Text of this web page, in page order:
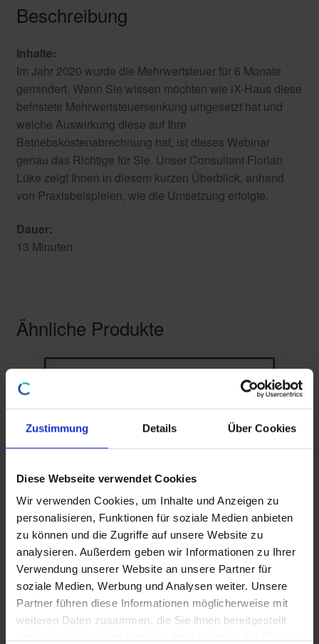
Zustimmung Details Über Cookies
Diese Webseite verwendet Cookies
Wir verwenden Cookies, um Inhalte und Anzeigen zu
personalisieren, Funktionen für soziale Medien anbieten
zu können und die Zugriffe auf unsere Website zu
analysieren. Außerdem geben wir Informationen zu Ihrer
Verwendung unserer Website an unsere Partner für
soziale Medien, Werbung und Analysen weiter. Unsere
Partner führen diese Informationen möglicherweise mit
weiteren Daten zusammen, die Sie ihnen bereitgestellt
Beschreibung
Inhalte:
Im Jahr 2020 wurde die Mehrwertsteuer für 6 Monate
gemindert. Wenn Sie wissen möchten wie iX-Haus diese
befristete Mehrwertsteuersenkung umgesetzt hat und
welche Auswirkung diese auf Ihre
Betriebskostenabrechnung hat, ist dieses Webinar
genau das Richtige für Sie. Unser Consultant Florian
Lüke zeigt Ihnen in diesem kurzen Überblick, anhand
von Praxisbeispielen, wie die Umsetzung erfolgte.
Dauer:
13 Minuten
Ähnliche Produkte
Webinar zum Featurepaket 20.23